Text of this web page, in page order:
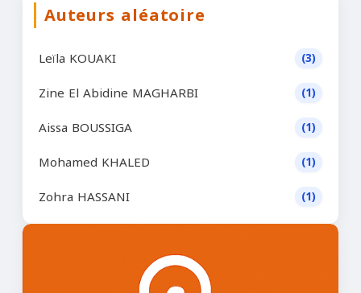
Auteurs aléatoire
Leïla KOUAKI (3)
Zine El Abidine MAGHARBI (1)
Aissa BOUSSIGA (1)
Mohamed KHALED (1)
Zohra HASSANI (1)